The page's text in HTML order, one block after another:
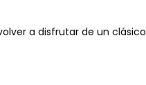
a disfrutar de un clásico